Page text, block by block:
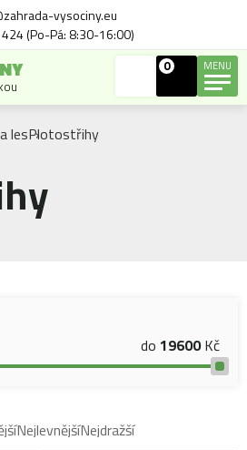
vysociny.eu
(Po-Pá: 8:30-16:00)
0 MENU
lesPlotostřihy
do 19600Kč
NejlevnějšíNejdražší